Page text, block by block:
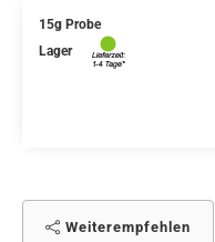
15g Probe
Lager
Weiterempfehlen